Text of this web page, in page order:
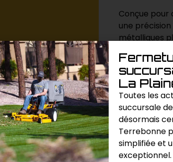
Conçue pour
une
métalliques
Demande
Catégories :
La
Toutes les
succursale
désormais
Terrebonne
simplifiée et
exceptionnel.